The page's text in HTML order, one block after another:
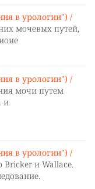
в урологии") /
мочевых путей,
в урологии") /
мочи путем
и
в урологии") /
Bricker и Wallace.